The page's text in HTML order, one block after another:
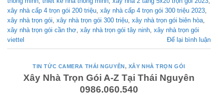
xây nhà cấp 4 trọn gói 200 triệu xây nhà cấp 4 trọn gói 300 triệu 2023
xây nhà trọn gói xây nhà trọn gói 300 triệu xây nhà trọn gói biên hòa
xây nhà trọn gói cần thơ xây nhà trọn gói tây ninh xây nhà trọn gói
viettel
Để lại bình luận
TIN TỨC CAMERA THÁI NGUYÊN , XÂY NHÀ TRỌN GÓI
Xây Nhà Trọn Gói A-Z Tại Thái Nguyên
0986.060.540